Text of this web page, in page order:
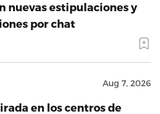
nuevas estipulaciones y
por chat
Aug 7, 2026
en los centros de